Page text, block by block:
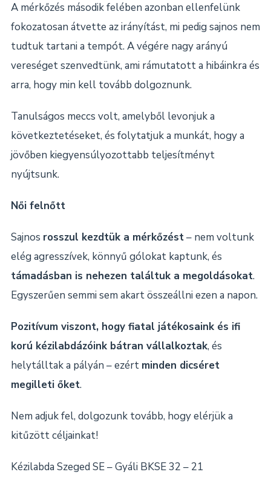
A mérkőzés második felében azonban ellenfelünk
fokozatosan átvette az irányítást, mi pedig sajnos nem
tudtuk tartani a tempót. A végére nagy arányú
vereséget szenvedtünk, ami rámutatott a hibáinkra és
arra, hogy min kell tovább dolgoznunk.
Tanulságos meccs volt, amelyből levonjuk a
következtetéseket, és folytatjuk a munkát, hogy a
jövőben kiegyensúlyozottabb teljesítményt
nyújtsunk.
Női felnőtt
Sajnos rosszul kezdtük a mérkőzést– nem voltunk
elég agresszívek, könnyű gólokat kaptunk, és
támadásban is nehezen találtuk a megoldásokat.
Egyszerűen semmi sem akart összeállni ezen a napon.
Pozitívum viszont, hogy fiatal játékosaink és ifi
korú kézilabdázóink bátran vállalkoztak, és
helytálltak a pályán – ezért minden dicséret
megilleti őket.
Nem adjuk fel, dolgozunk tovább, hogy elérjük a
kitűzött céljainkat!
Kézilabda Szeged SE – Gyáli BKSE 32 – 21